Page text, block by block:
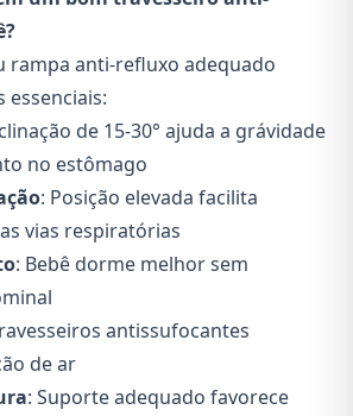
rampa anti-refluxo adequado
essenciais:
de 15-30° ajuda a grávidade
no estômago
: Posição elevada facilita
vias respiratórias
: Bebê dorme melhor sem
antissufocantes
de ar
: Suporte adequado favorece